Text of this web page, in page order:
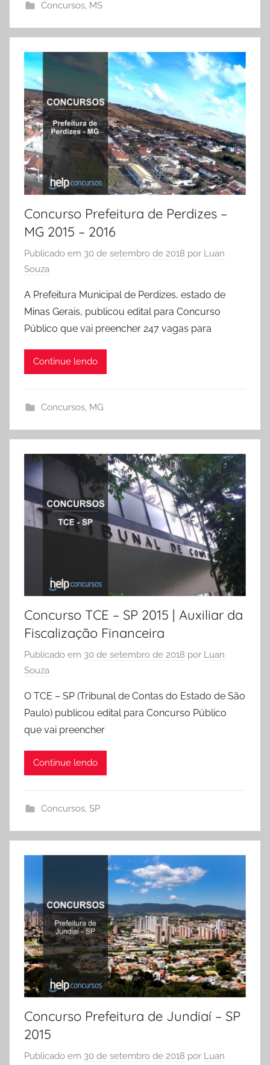
Concursos, MS
Concurso Prefeitura de Perdizes –
MG 2015 – 2016
Publicado em 30 de setembro de 2018 por Luan
Souza
A Prefeitura Municipal de Perdizes, estado de
Minas Gerais, publicou edital para Concurso
Público que vai preencher 247 vagas para
Continue lendo
Concursos, MG
Concurso TCE – SP 2015 | Auxiliar da
Fiscalização Financeira
Publicado em 30 de setembro de 2018 por Luan
Souza
O TCE – SP (Tribunal de Contas do Estado de São
Paulo) publicou edital para Concurso Público
que vai preencher
Continue lendo
Concursos, SP
Concurso Prefeitura de Jundiaí – SP
2015
Publicado em 30 de setembro de 2018 por Luan